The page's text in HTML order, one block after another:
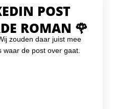
POST
ROMAN 🌹
zouden daar juist mee
de post over gaat.